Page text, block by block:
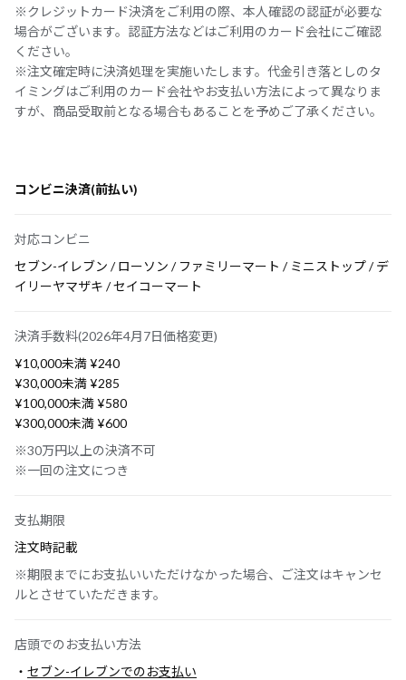
※クレジットカード決済をご利用の際、本人確認の認証が必要な
場合がございます。認証方法などはご利用のカード会社にご確認
ください。
※注文確定時に決済処理を実施いたします。代金引き落としのタ
イミングはご利用のカード会社やお支払い方法によって異なりま
すが、商品受取前となる場合もあることを予めご了承ください。
コンビニ決済(前払い)
対応コンビニ
セブン-イレブン / ローソン / ファミリーマート / ミニストップ / デ
イリーヤマザキ / セイコーマート
決済手数料(2026年4月7日価格変更)
¥10,000未満 ¥240
¥30,000未満 ¥285
¥100,000未満 ¥580
¥300,000未満 ¥600
※30万円以上の決済不可
※一回の注文につき
支払期限
注文時記載
※期限までにお支払いいただけなかった場合、ご注文はキャンセ
ルとさせていただきます。
店頭でのお支払い方法
・ セブン-イレブンでのお支払い